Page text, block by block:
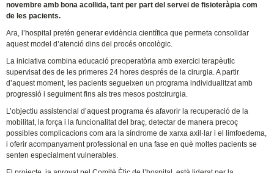
novembre amb bona acollida, tant per part del servei de fisioteràpia com
de les pacients.
Ara, l’hospital pretén generar evidència científica que permeta consolidar
aquest model d’atenció dins del procés oncològic.
La iniciativa combina educació preoperatòria amb exercici terapèutic
supervisat des de les primeres 24 hores després de la cirurgia. A partir
d’aquest moment, les pacients segueixen un programa individualitzat amb
progressió i seguiment fins als tres mesos postcirurgia.
L’objectiu assistencial d’aquest programa és afavorir la recuperació de la
mobilitat, la força i la funcionalitat del braç, detectar de manera precoç
possibles complicacions com ara la síndrome de xarxa axil·lar i el limfoedema,
i oferir acompanyament professional en una fase en què moltes pacients se
senten especialment vulnerables.